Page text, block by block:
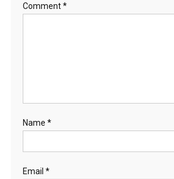
Comment*
Name *
Email *